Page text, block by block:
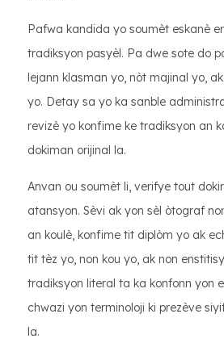
Pafwa kandida yo soumèt eskanè
tradiksyon pasyèl. Pa dwe sote do
lejann klasman yo, nòt majinal yo,
yo. Detay sa yo ka sanble
revizè yo konfime ke tradiksyon an
dokiman orijinal la.
Anvan ou soumèt li, verifye tout
atansyon. Sèvi ak yon sèl òtograf
an koulè, konfime tit diplòm yo ak
tit tèz yo, non kou yo, ak non
tradiksyon literal ta ka konfonn yon
chwazi yon terminoloji ki prezève
la.